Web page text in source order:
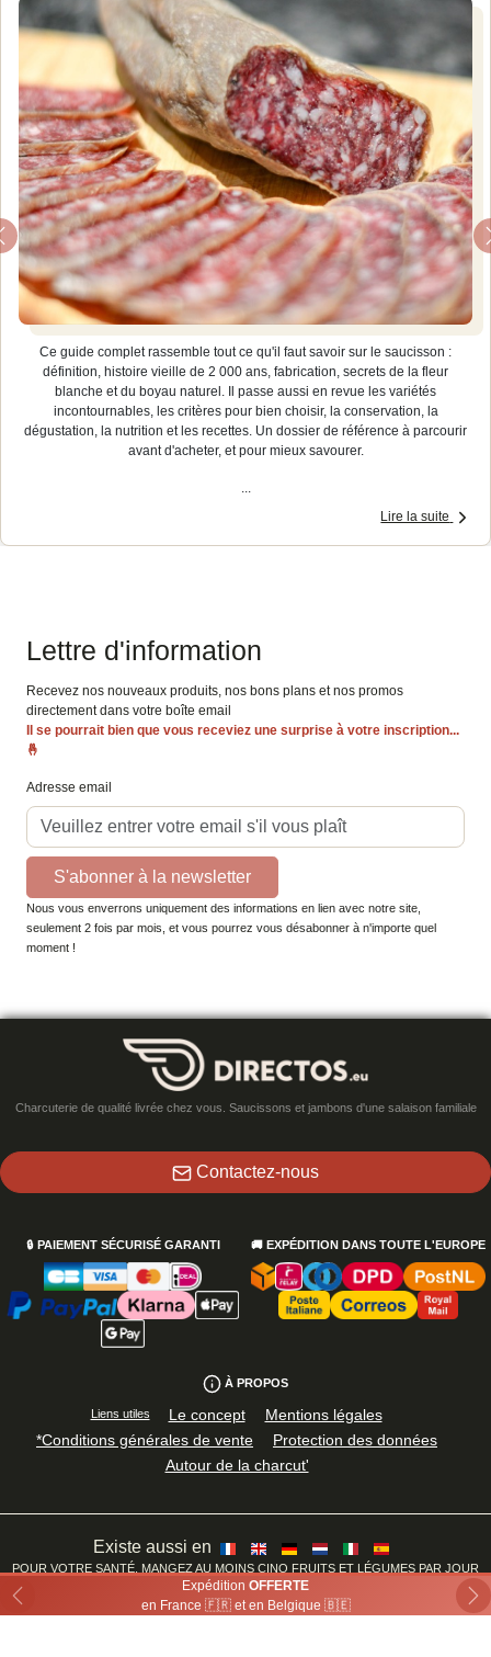
Ce guide complet rassemble tout ce qu'il faut savoir sur le saucisson :
définition, histoire vieille de 2 000 ans, fabrication, secrets de la fleur
blanche et du boyau naturel. Il passe aussi en revue les variétés
incontournables, les critères pour bien choisir, la conservation, la
dégustation, la nutrition et les recettes. Un dossier de référence à parcourir
avant d'acheter, et pour mieux savourer.
...
Lire la suite
Lettre d'information
Recevez nos nouveaux produits, nos bons plans et nos promos
directement dans votre boîte email
Il se pourrait bien que vous receviez une surprise à votre inscription...
🤞
Adresse email
S'abonner à la newsletter
Nous vous enverrons uniquement des informations en lien avec notre site,
seulement 2 fois par mois, et vous pourrez vous désabonner à n'importe quel
moment !
Charcuterie de qualité livrée chez vous. Saucissons et jambons d'une salaison familiale
Contactez-nous
🔒 PAIEMENT SÉCURISÉ GARANTI 🚚 EXPÉDITION DANS TOUTE L'EUROPE
À PROPOS
Liens utiles Le concept
Mentions légales
*Conditions générales de vente
Protection des données
Autour de la charcut'
Existe aussi en
POUR VOTRE SANTÉ, MANGEZ AU MOINS CINQ FRUITS ET LÉGUMES PAR JOUR
· Directos.eu- Made byOFF
Expédition OFFERTE
en France 🇫🇷 et en Belgique 🇧🇪
Previous